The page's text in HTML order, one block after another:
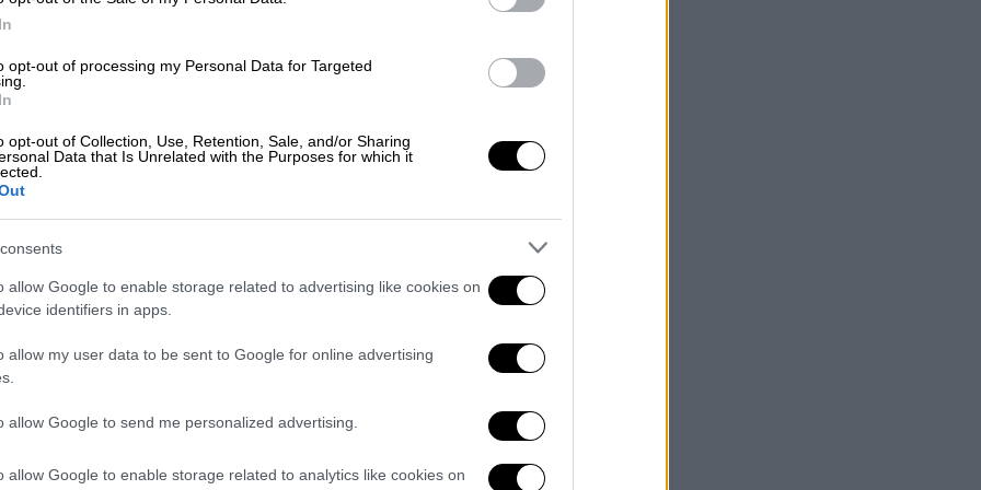
opt-out of processing my Personal Data for Targeted
opt-out of Collection, Use, Retention, Sale, and/or Sharing
Data that Is Unrelated with the Purposes for which it
allow Google to enable storage related to advertising like cookies on
identifiers in apps.
allow my user data to be sent to Google for online advertising
allow Google to send me personalized advertising.
allow Google to enable storage related to analytics like cookies on
ο Αγγλος οδηγός λύγισε. «
αδύνατο, να πιστέψουν στα όνειρά
προηγουμένως είχε δηλώσει πως
να οδηγεί και να κερδίζει ήθελε...
#F1 pic.twitter.com/KzqVKysLqL
πίστα με την ίδια φορά που έκλεισε τις
δικαίωμα σε κανέναν αντίπαλο να τον
χειρότερα τα πήγε οΜπότας που